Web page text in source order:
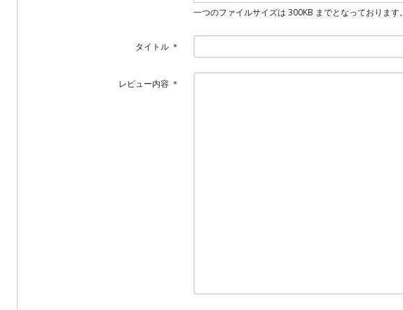
一つのファイルサイズは 300KB までとなっております。
タイトル ＊
レビュー内容 ＊